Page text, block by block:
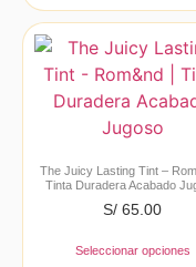
The Juicy Lasting Tint –
Tinta Duradera Acabado
S/ 65.00
Seleccionar opciones